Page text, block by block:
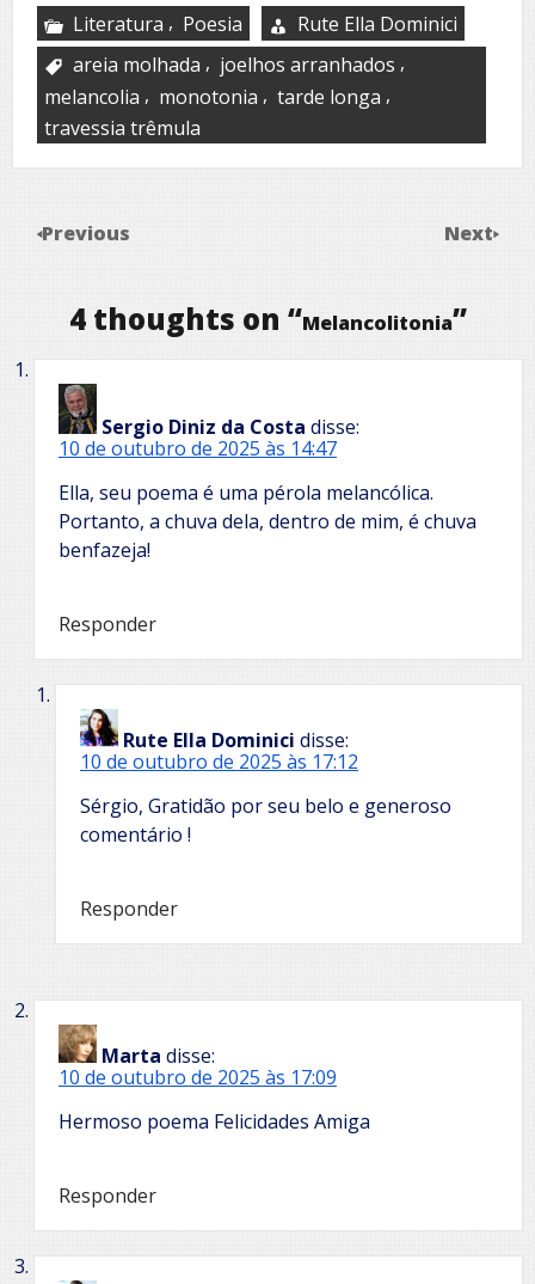
Literatura , Poesia
Rute Ella Dominici
areia molhada , joelhos arranhados ,
melancolia , monotonia , tarde longa ,
travessia trêmula
Previous Next
4 thoughts on “Melancolitonia”
Sergio Diniz da Costa disse:
10 de outubro de 2025 às 14:47
Ella, seu poema é uma pérola melancólica.
Portanto, a chuva dela, dentro de mim, é chuva
benfazeja!
Responder
Rute Ella Dominici disse:
10 de outubro de 2025 às 17:12
Sérgio, Gratidão por seu belo e generoso
comentário !
Responder
Marta disse:
10 de outubro de 2025 às 17:09
Hermoso poema Felicidades Amiga
Responder